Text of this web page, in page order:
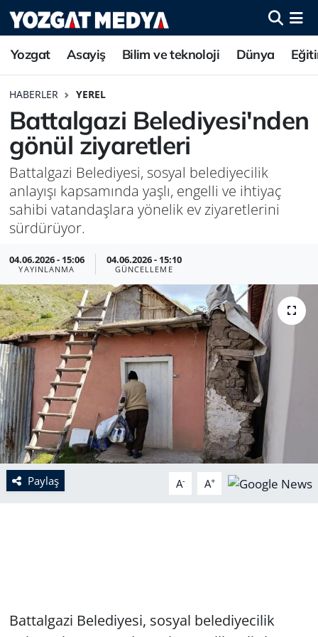
Yozgat Asayiş Bilim ve teknoloji Dünya
HABERLER YEREL
Battalgazi Belediyesi'nden
gönül ziyaretleri
Battalgazi Belediyesi, sosyal belediyecilik
anlayışı kapsamında yaşlı, engelli ve ihtiyaç
sahibi vatandaşlara yönelik ev ziyaretlerini
sürdürüyor.
04.06.2026 - 15:06
YAYINLANMA
04.06.2026 - 15:10
GÜNCELLEME
Paylaş A- A+
Battalgazi Belediyesi, sosyal belediyecilik